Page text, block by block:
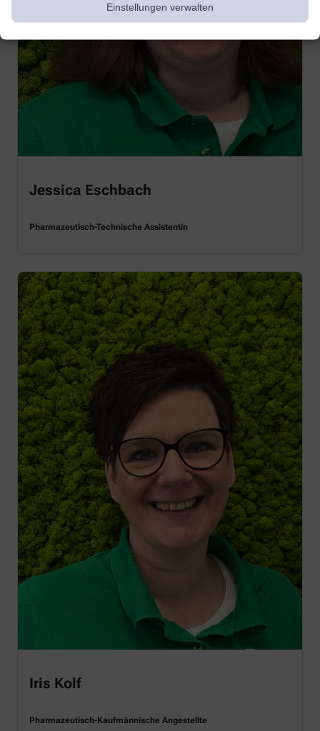
Einstellungen verwalten
Jessica Eschbach
Pharmazeutisch-Technische Assistentin
Iris Kolf
Pharmazeutisch-Kaufmännische Angestellte